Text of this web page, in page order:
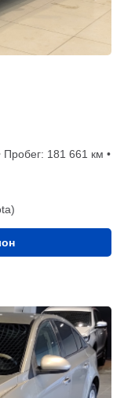
Пробег: 181 661 км •